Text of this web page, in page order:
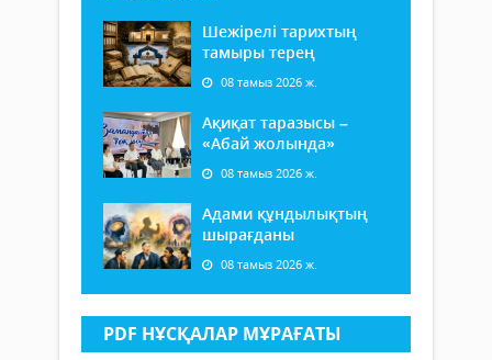
Шежірелі тарихтың
тамыры терең
08 тамыз 2026 ж.
Ақиқат таразысы –
«Абай жолында»
08 тамыз 2026 ж.
Адами құндылықтың
шырағданы
08 тамыз 2026 ж.
PDF НҰСҚАЛАР МҰРАҒАТЫ